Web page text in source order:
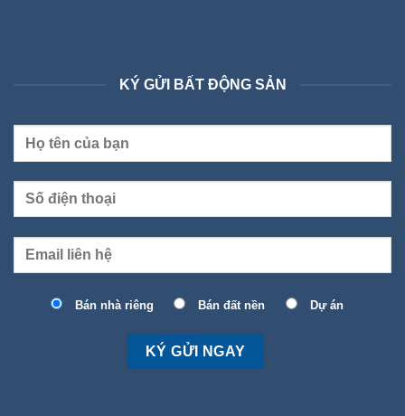
KÝ GỬI BẤT ĐỘNG SẢN
Bán nhà riêng Bán đất nền Dự án